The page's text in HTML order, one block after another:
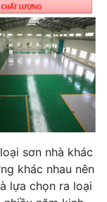
sơn nhà khác
khác nhau nên
lựa chọn ra loại